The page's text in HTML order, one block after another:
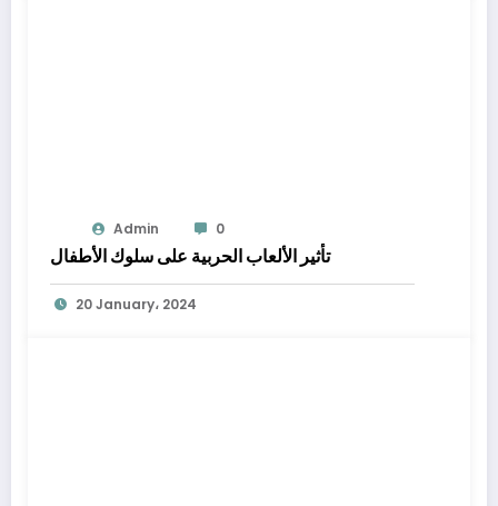
Admin 0
تأثير الألعاب الحربية على سلوك الأطفال
20 January، 2024